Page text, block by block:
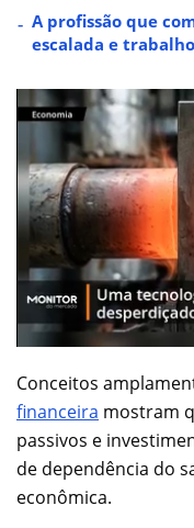
A profissão que
escalada e
Conceitos
financeira mostram
passivos e
de dependência do
econômica.